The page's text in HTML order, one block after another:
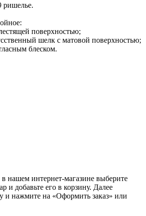
поверхностью;
шелк с матовой поверхностью;
блеском.
нашем интернет-магазине выберите
и добавьте его в корзину. Далее
и нажмите на «Оформить заказ» или